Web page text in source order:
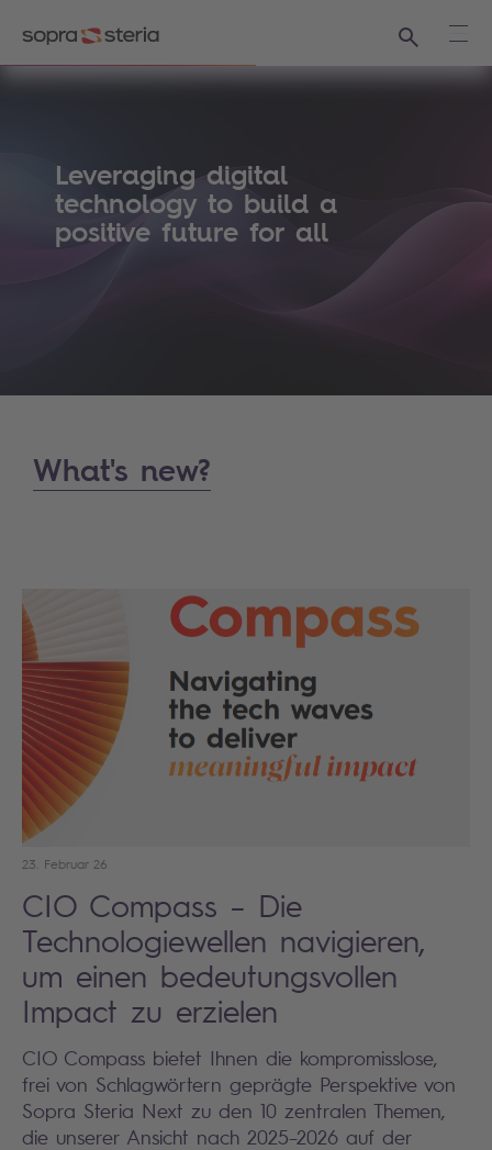
Sopra Steria Schweiz - The world is how
Suchen
Leveraging digital
technology to build a
positive future for all
What's new?
23. Februar 26
CIO Compass – Die
Technologiewellen navigieren,
um einen bedeutungsvollen
Impact zu erzielen
CIO Compass bietet Ihnen die kompromisslose,
frei von Schlagwörtern geprägte Perspektive von
Sopra Steria Next zu den 10 zentralen Themen,
die unserer Ansicht nach 2025–2026 auf der